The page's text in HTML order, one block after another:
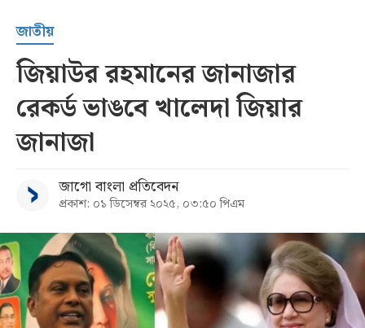
সর্বশেষ
সব
বিভাগ
আর্কাইভ
কনভার্টার
জাতীয়
জিয়াউর রহমানের জানাজার
রেকর্ড ভাঙবে খালেদা জিয়ার
জানাজা
জাগো বাংলা প্রতিবেদন
প্রকাশ: ০১ ডিসেম্বর ২০২৫, ০৩:৫০ পিএম